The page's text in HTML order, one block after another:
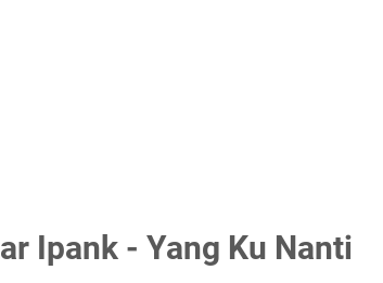
Ipank - Yang Ku Nanti